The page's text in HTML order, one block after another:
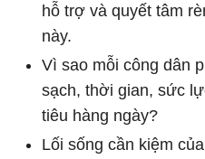
hỗ trợ và quyết tâm
này.
Vì sao mỗi công dân
sạch, thời gian, sức
tiêu hàng ngày?
Lối sống cần kiệm